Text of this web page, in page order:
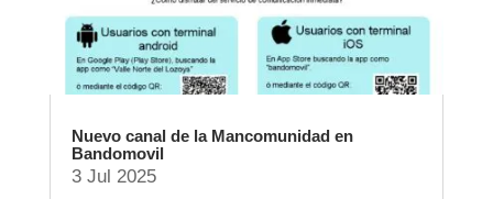
Nuevo canal de la Mancomunidad en
Bandomovil
3 Jul 2025